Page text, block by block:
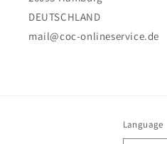
DEUTSCHLAND
mail@coc-onlineservice.de
Language